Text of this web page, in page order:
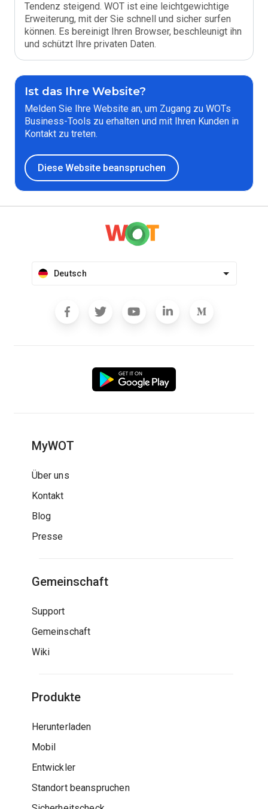
Tendenz steigend. WOT ist eine leichtgewichtige
Erweiterung, mit der Sie schnell und sicher surfen
können. Es bereinigt Ihren Browser, beschleunigt ihn
und schützt Ihre privaten Daten.
Ist das Ihre Website?
Melden Sie Ihre Website an, um Zugang zu WOTs
Business-Tools zu erhalten und mit Ihren Kunden in
Kontakt zu treten.
Diese Website beanspruchen
Deutsch
MyWOT
Über uns
Kontakt
Blog
Presse
Gemeinschaft
Support
Gemeinschaft
Wiki
Produkte
Herunterladen
Mobil
Entwickler
Standort beanspruchen